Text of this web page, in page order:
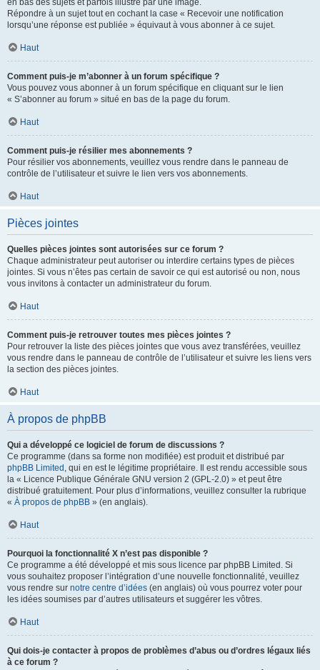
en bas des sujets et parfois illustré par une image.
Répondre à un sujet tout en cochant la case « Recevoir une notification
lorsqu’une réponse est publiée » équivaut à vous abonner à ce sujet.
Haut
Comment puis-je m’abonner à un forum spécifique ?
Vous pouvez vous abonner à un forum spécifique en cliquant sur le lien
« S’abonner au forum » situé en bas de la page du forum.
Haut
Comment puis-je résilier mes abonnements ?
Pour résilier vos abonnements, veuillez vous rendre dans le panneau de
contrôle de l’utilisateur et suivre le lien vers vos abonnements.
Haut
Pièces jointes
Quelles pièces jointes sont autorisées sur ce forum ?
Chaque administrateur peut autoriser ou interdire certains types de pièces
jointes. Si vous n’êtes pas certain de savoir ce qui est autorisé ou non, nous
vous invitons à contacter un administrateur du forum.
Haut
Comment puis-je retrouver toutes mes pièces jointes ?
Pour retrouver la liste des pièces jointes que vous avez transférées, veuillez
vous rendre dans le panneau de contrôle de l’utilisateur et suivre les liens vers
la section des pièces jointes.
Haut
À propos de phpBB
Qui a développé ce logiciel de forum de discussions ?
Ce programme (dans sa forme non modifiée) est produit et distribué par
phpBB Limited , qui en est le légitime propriétaire. Il est rendu accessible sous
la « Licence Publique Générale GNU version 2 (GPL-2.0) » et peut être
distribué gratuitement. Pour plus d’informations, veuillez consulter la rubrique
« À propos de phpBB » (en anglais).
Haut
Pourquoi la fonctionnalité X n’est pas disponible ?
Ce programme a été développé et mis sous licence par phpBB Limited. Si
vous souhaitez proposer l’intégration d’une nouvelle fonctionnalité, veuillez
vous rendre sur notre centre d’idées (en anglais) où vous pourrez voter pour
les idées soumises par d’autres utilisateurs et suggérer les vôtres.
Haut
Qui dois-je contacter à propos de problèmes d’abus ou d’ordres légaux liés
à ce forum ?